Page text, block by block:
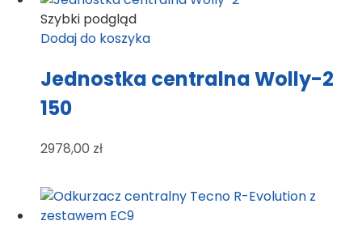
Szybki podgląd
Dodaj do koszyka
Jednostka centralna Wolly-2
150
2978,00 zł